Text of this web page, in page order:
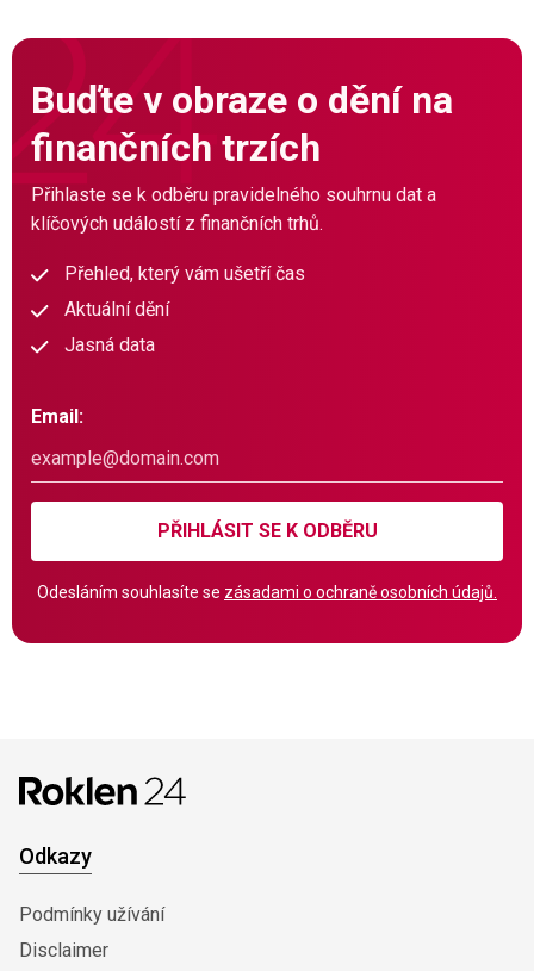
Buďte v obraze o dění na
finančních trzích
Přihlaste se k odběru pravidelného souhrnu dat a
klíčových událostí z finančních trhů.
Přehled, který vám ušetří čas
Aktuální dění
Jasná data
Email:
PŘIHLÁSIT SE K ODBĚRU
Odesláním souhlasíte se zásadami o ochraně osobních údajů.
Odkazy
Podmínky užívání
Disclaimer